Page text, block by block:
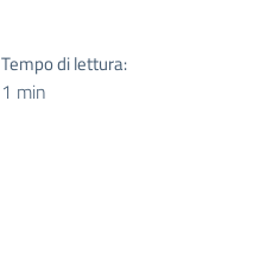
Tempo di lettura:
1 min